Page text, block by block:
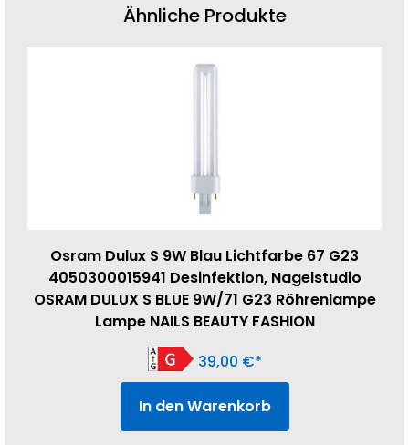
Ähnliche Produkte
Osram Dulux S 9W Blau Lichtfarbe 67 G23
4050300015941 Desinfektion, Nagelstudio
OSRAM DULUX S BLUE 9W/71 G23 Röhrenlampe
Lampe NAILS BEAUTY FASHION
39,00 €
In den Warenkorb